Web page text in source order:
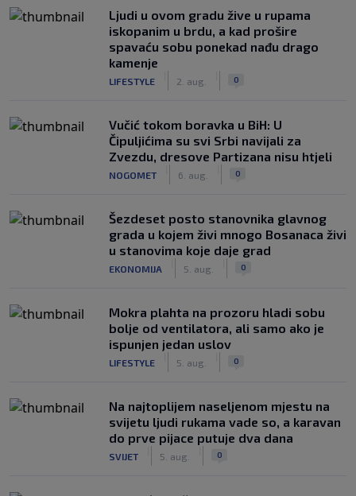
Ljudi u ovom gradu žive u rupama
iskopanim u brdu, a kad prošire
spavaću sobu ponekad nađu drago
kamenje
LIFESTYLE 2. aug. 0
Vučić tokom boravka u BiH: U
Čipuljićima su svi Srbi navijali za
Zvezdu, dresove Partizana nisu htjeli
NOGOMET 6. aug. 0
Šezdeset posto stanovnika glavnog
grada u kojem živi mnogo Bosanaca živi
u stanovima koje daje grad
EKONOMIJA 5. aug. 0
Mokra plahta na prozoru hladi sobu
bolje od ventilatora, ali samo ako je
ispunjen jedan uslov
LIFESTYLE 5. aug. 0
Na najtoplijem naseljenom mjestu na
svijetu ljudi rukama vade so, a karavan
do prve pijace putuje dva dana
SVIJET 5. aug. 0